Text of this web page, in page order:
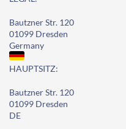
Bautzner Str. 120
01099 Dresden
Germany
HAUPTSITZ:
Bautzner Str. 120
01099 Dresden
DE